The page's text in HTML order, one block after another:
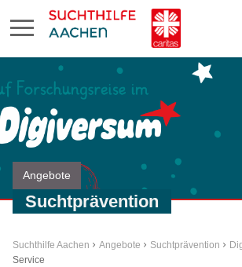
Angebote
Suchtprävention
Suchthilfe Aachen Angebote Suchtprävention
Service